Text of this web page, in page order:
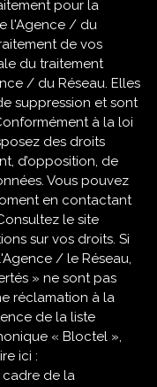
pour la
l'Agence / du
de vos
du traitement
/ du Réseau. Elles
suppression et sont
à la loi
des droits
d’opposition, de
Vous pouvez
en contactant
le site
sur vos droits. Si
/ le Réseau,
» ne sont pas
réclamation à la
de la liste
« Bloctel »,
ici :
cadre de la